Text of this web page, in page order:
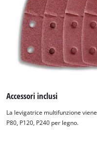
Accessori inclusi
La levigatrice multifunzione
P80, P120, P240 per legno.